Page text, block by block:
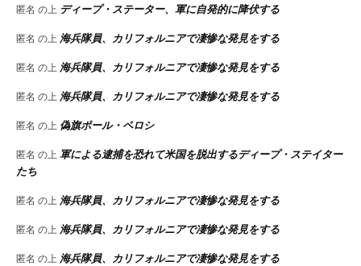
匿名 の上 ディープ・ステーター、軍に自発的に降伏する
匿名 の上 海兵隊員、カリフォルニアで凄惨な発見をする
匿名 の上 海兵隊員、カリフォルニアで凄惨な発見をする
匿名 の上 海兵隊員、カリフォルニアで凄惨な発見をする
匿名 の上 偽旗ポール・ペロシ
匿名 の上 軍による逮捕を恐れて米国を脱出するディープ・ステイター
たち
匿名 の上 海兵隊員、カリフォルニアで凄惨な発見をする
匿名 の上 海兵隊員、カリフォルニアで凄惨な発見をする
匿名 の上 海兵隊員、カリフォルニアで凄惨な発見をする